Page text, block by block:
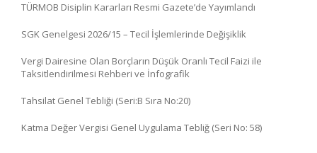
TÜRMOB Disiplin Kararları Resmi Gazete’de Yayımlandı
SGK Genelgesi 2026/15 – Tecil İşlemlerinde Değişiklik
Vergi Dairesine Olan Borçların Düşük Oranlı Tecil Faizi ile
Taksitlendirilmesi Rehberi ve İnfografik
Tahsilat Genel Tebliği (Seri:B Sıra No:20)
Katma Değer Vergisi Genel Uygulama Tebliğ (Seri No: 58)